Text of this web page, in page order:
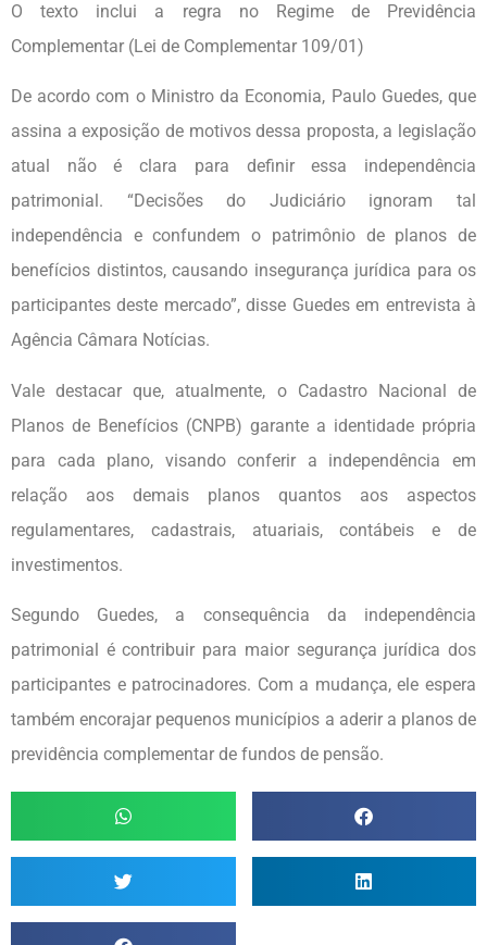
O texto inclui a regra no Regime de Previdência
Complementar (Lei de Complementar 109/01)
De acordo com o Ministro da Economia, Paulo Guedes, que
assina a exposição de motivos dessa proposta, a legislação
atual não é clara para definir essa independência
patrimonial. “Decisões do Judiciário ignoram tal
independência e confundem o patrimônio de planos de
benefícios distintos, causando insegurança jurídica para os
participantes deste mercado”, disse Guedes em entrevista à
Agência Câmara Notícias.
Vale destacar que, atualmente, o Cadastro Nacional de
Planos de Benefícios (CNPB) garante a identidade própria
para cada plano, visando conferir a independência em
relação aos demais planos quantos aos aspectos
regulamentares, cadastrais, atuariais, contábeis e de
investimentos.
Segundo Guedes, a consequência da independência
patrimonial é contribuir para maior segurança jurídica dos
participantes e patrocinadores. Com a mudança, ele espera
também encorajar pequenos municípios a aderir a planos de
previdência complementar de fundos de pensão.